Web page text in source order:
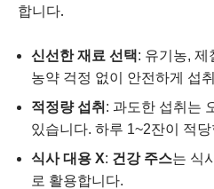
합니다.
신선한 재료 선택: 유기농, 제
농약 걱정 없이 안전하게 섭
적정량 섭취 : 과도한 섭취는
있습니다. 하루 1~2잔이 적
식사 대용 X: 건강 주스는 식
로 활용합니다.